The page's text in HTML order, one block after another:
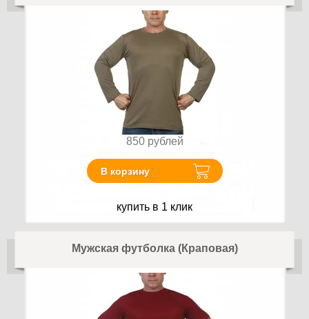
850 рублей
В корзину
купить в 1 клик
Мужская футболка (Краповая)